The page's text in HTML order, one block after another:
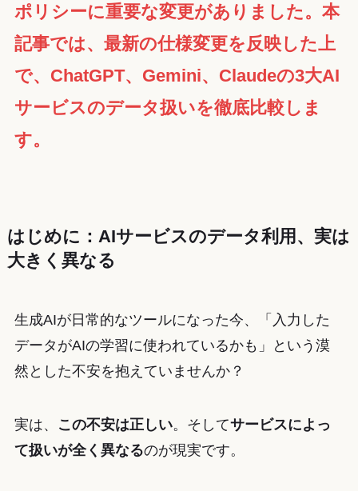
ポリシーに重要な変更がありました。本
記事では、最新の仕様変更を反映した上
で、ChatGPT、Gemini、Claudeの3大AI
サービスのデータ扱いを徹底比較しま
す。
はじめに：AIサービスのデータ利用、実は
大きく異なる
生成AIが日常的なツールになった今、「入力した
データがAIの学習に使われているかも」という漠
然とした不安を抱えていませんか？
実は、 この不安は正しい。そしてサービスによっ
て扱いが全く異なるのが現実です。